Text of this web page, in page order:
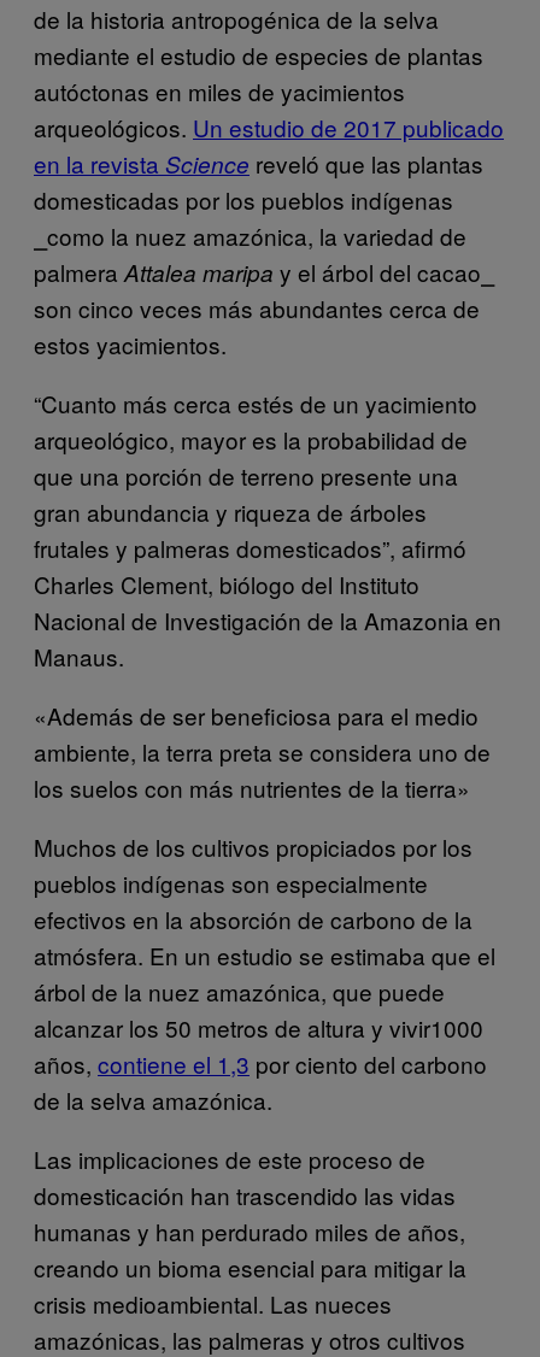
de la historia antropogénica de la selva
mediante el estudio de especies de plantas
autóctonas en miles de yacimientos
arqueológicos. Un estudio de 2017 publicado
en la revista Science reveló que las plantas
domesticadas por los pueblos indígenas
⎯como la nuez amazónica, la variedad de
palmera Attalea maripa y el árbol del cacao⎯
son cinco veces más abundantes cerca de
estos yacimientos.
“Cuanto más cerca estés de un yacimiento
arqueológico, mayor es la probabilidad de
que una porción de terreno presente una
gran abundancia y riqueza de árboles
frutales y palmeras domesticados”, afirmó
Charles Clement, biólogo del Instituto
Nacional de Investigación de la Amazonia en
Manaus.
«Además de ser beneficiosa para el medio
ambiente, la terra preta se considera uno de
los suelos con más nutrientes de la tierra»
Muchos de los cultivos propiciados por los
pueblos indígenas son especialmente
efectivos en la absorción de carbono de la
atmósfera. En un estudio se estimaba que el
árbol de la nuez amazónica, que puede
alcanzar los 50 metros de altura y vivir1000
años, contiene el 1,3 por ciento del carbono
de la selva amazónica.
Las implicaciones de este proceso de
domesticación han trascendido las vidas
humanas y han perdurado miles de años,
creando un bioma esencial para mitigar la
crisis medioambiental. Las nueces
amazónicas, las palmeras y otros cultivos